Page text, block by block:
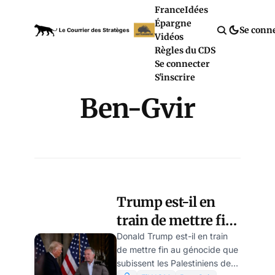
FranceIdées
Épargne
Vidéos
Règles du CDS
Se connecter
S'inscrire
Se
Ben-Gvir
Trump est-il en
train de mettre fin
au génocide des
Palestiniens de
Donald Trump est-il en train
de mettre fin au génocide que
subissent les Palestiniens de